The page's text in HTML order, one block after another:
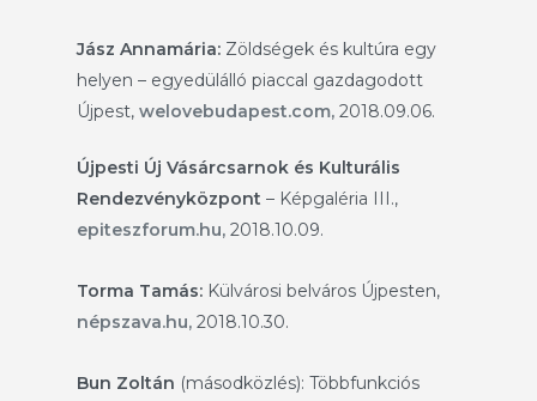
Jász Annamária: Zöldségek és kultúra egy
helyen – egyedülálló piaccal gazdagodott
Újpest,welovebudapest.com, 2018.09.06.
Újpesti Új Vásárcsarnok és Kulturális
Rendezvényközpont – Képgaléria III.,
epiteszforum.hu, 2018.10.09.
Torma Tamás: Külvárosi belváros Újpesten,
népszava.hu, 2018.10.30.
Bun Zoltán (másodközlés): Többfunkciós